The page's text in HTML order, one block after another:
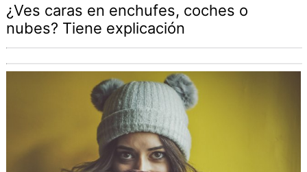
¿Ves caras en enchufes, coches o
nubes? Tiene explicación